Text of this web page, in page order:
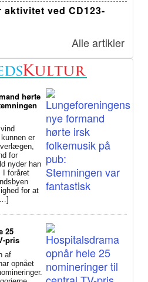
ved CD123-
Alle artikler
hørte
er
for
nyder han
I foråret
for at
25
pris
af
opnået